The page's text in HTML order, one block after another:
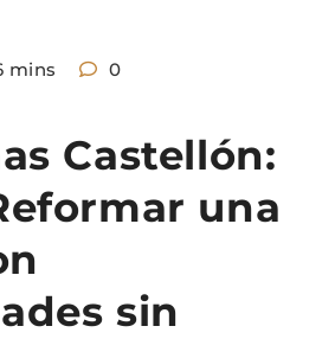
mins 0
Castellón:
una
sin